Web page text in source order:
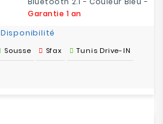
Garantie 1 an
Disponibilité
Sousse Sfax Tunis Drive-IN